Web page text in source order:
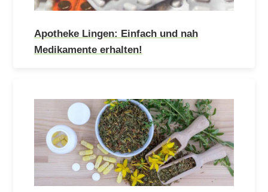
Apotheke Lingen: Einfach und nah
Medikamente erhalten!